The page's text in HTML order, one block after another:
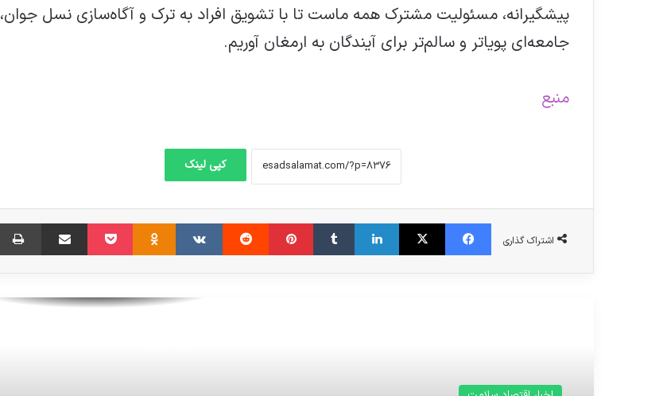
پیشگیرانه، مسئولیت مشترک همه ماست تا با تشویق افراد به ترک و آگاه‌سازی نسل جوان،
جامعه‌ای پویاتر و سالم‌تر برای آیندگان به ارمغان آوریم.
منبع
کپی لینک
اشتراک گذاری
فیس بوک X لینکدین ‫تامبلر ‫پین‌ترست ‫رددیت ‫VKontakte
‫Odnoklassniki پاکت اشتراک گذاری از طریق ایمیل
طب سنتی، دارو و تجهیزات پزشکی